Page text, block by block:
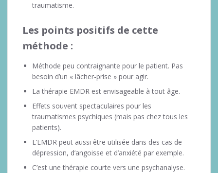
traumatisme.
Les points positifs de cette
méthode :
Méthode peu contraignante pour le patient. Pas
besoin d’un « lâcher-prise » pour agir.
La thérapie EMDR est envisageable à tout âge.
Effets souvent spectaculaires pour les
traumatismes psychiques (mais pas chez tous les
patients).
L’EMDR peut aussi être utilisée dans des cas de
dépression, d’angoisse et d’anxiété par exemple.
C’est une thérapie courte vers une psychanalyse.